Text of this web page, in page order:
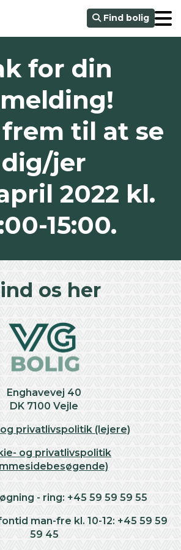
Find bolig
for din
til at se
dig/jer
2022 kl.
15:00.
os her
Enghavevej 40
DK 7100 Vejle
privatlivspolitik (lejere)
og privatlivspolitik
- ring: +45 59 59 59 55
man-fre kl. 10-12: +45 59 59
59 45